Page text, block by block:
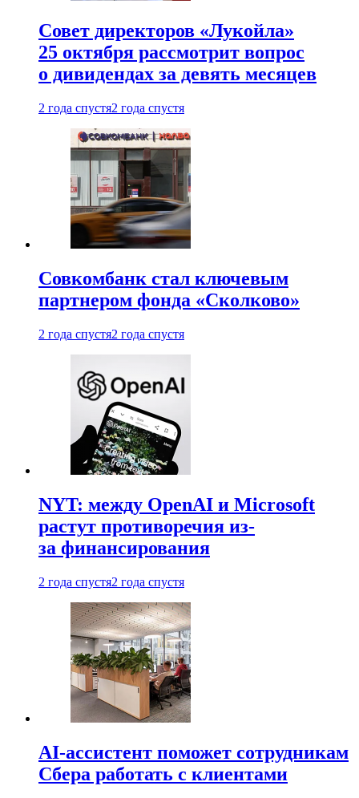
Совет директоров «Лукойла»
25 октября рассмотрит вопрос
о дивидендах за девять месяцев
2 года спустя2 года спустя
Совкомбанк стал ключевым
партнером фонда «Сколково»
2 года спустя2 года спустя
NYT: между OpenAI и Microsoft
растут противоречия из-
за финансирования
2 года спустя2 года спустя
AI-ассистент поможет сотрудникам
Сбера работать с клиентами